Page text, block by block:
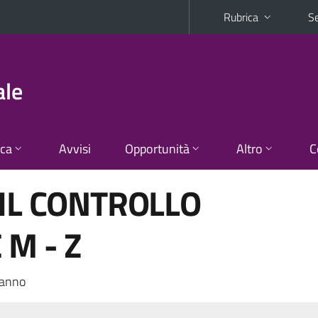
Rubrica
Avvisi Opportunità Altro
CONTROLLO
M - Z